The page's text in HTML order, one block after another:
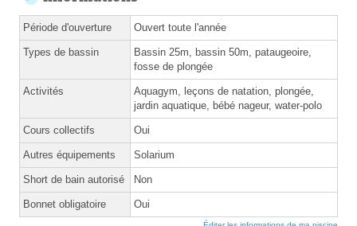
Période d'ouverture Ouvert toute l'année
Types de bassin
Bassin 25m, bassin 50m, pataugeoire,
fosse de plongée
Activités
Aquagym, leçons de natation, plongée,
jardin aquatique, bébé nageur, water-polo
Cours collectifs Oui
Autres équipements Solarium
Short de bain autorisé Non
Bonnet obligatoire Oui